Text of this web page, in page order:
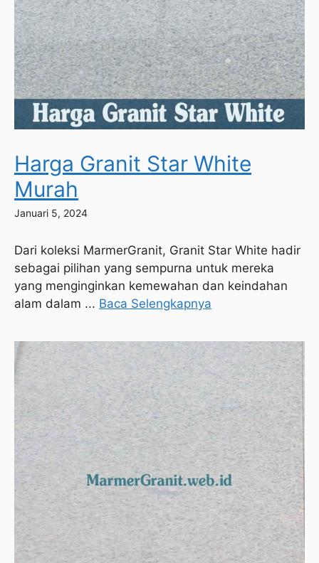
Harga Granit Star White
Murah
Januari 5, 2024
Dari koleksi MarmerGranit, Granit Star White hadir
sebagai pilihan yang sempurna untuk mereka
yang menginginkan kemewahan dan keindahan
alam dalam ... Baca Selengkapnya